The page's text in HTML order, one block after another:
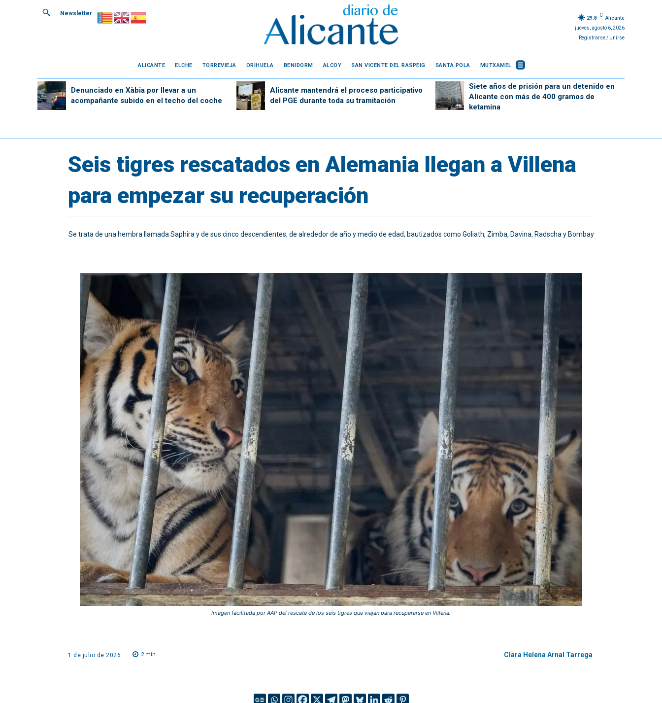
Newsletter
29.8
C
Alicante
jueves, agosto 6, 2026
Registrarse / Unirse
ALICANTE ELCHE TORREVIEJA ORIHUELA BENIDORM ALCOY SAN VICENTE DEL RASPEIG SANTA POLA MUTXAMEL
Denunciado en Xàbia por llevar a un
acompañante subido en el techo del coche
Alicante mantendrá el proceso participativo
del PGE durante toda su tramitación
Siete años de prisión para un detenido en
Alicante con más de 400 gramos de
ketamina
Seis tigres rescatados en Alemania llegan a Villena
para empezar su recuperación
Se trata de una hembra llamada Saphira y de sus cinco descendientes, de alrededor de año y medio de edad, bautizados como Goliath, Zimba, Davina, Radscha y Bombay
Imagen facilitada por AAP del rescate de los seis tigres que viajan para recuperarse en Villena.
1 de julio de 2026 2min. Clara Helena Arnal Tarrega